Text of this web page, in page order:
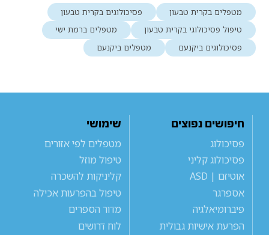
מטפלים בקרית טבעון
פסיכולוגים בקרית טבעון
טיפול פסיכולוגי בקרית טבעון
מטפלים ברמת ישי
פסיכולוגים ביקנעם
מטפלים ביקנעם
חיפושים נפוצים
פסיכולוג
פסיכולוג קליני
אוטיזם | ASD
אספרגר
פיברומיאלגיה
הפרעת אישיות גבולית
שימושי
מטפלים לפי אזורים
טיפול מוזל
קליניקות להשכרה
טיפול בהפרעות אכילה
מדור הספרים
לוח דרושים